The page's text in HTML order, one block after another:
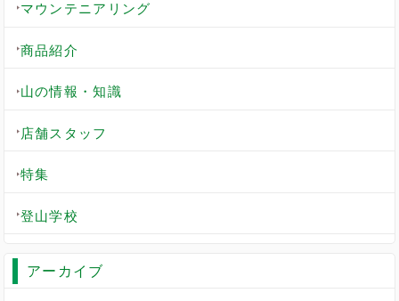
マウンテニアリング
商品紹介
山の情報・知識
店舗スタッフ
特集
登山学校
アーカイブ